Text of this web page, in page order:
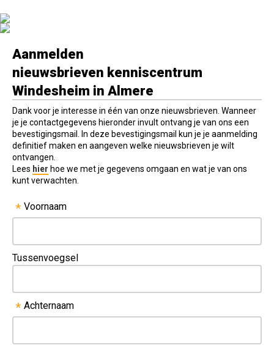
Aanmelden
nieuwsbrieven kenniscentrum
Windesheim in Almere
Dank voor je interesse in één van onze nieuwsbrieven. Wanneer
je je contactgegevens hieronder invult ontvang je van ons een
bevestigingsmail. In deze bevestigingsmail kun je je aanmelding
definitief maken en aangeven welke nieuwsbrieven je wilt
ontvangen.
Lees hier hoe we met je gegevens omgaan en wat je van ons
kunt verwachten.
Voornaam
*
Tussenvoegsel
Achternaam
*